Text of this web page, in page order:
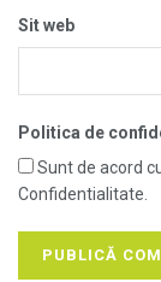
Sit web
Politica de
Sunt de acord
Confidentialitate.